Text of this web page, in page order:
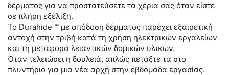
δέρματος για να προστατεύσετε τα χέρια σας όταν είστε
σε πλήρη εξέλιξη.
Το Durahide ™ με απόδοση δέρματος παρέχει εξαιρετική
αντοχή στην τριβή κατά τη χρήση ηλεκτρικών εργαλείων
και τη μεταφορά λειαντικών δομικών υλικών.
Όταν τελειώσει η δουλειά, απλώς πετάξτε τα στο
πλυντήριο για μια νέα αρχή στην εβδομάδα εργασίας.